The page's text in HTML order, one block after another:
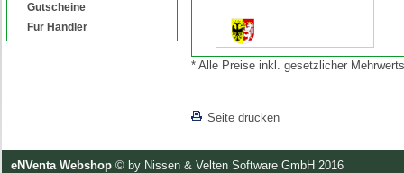
Gutscheine
Für Händler
* Alle Preise inkl. gesetzlicher
Seite drucken
eNVenta Webshop © by Nissen & Velten Software GmbH 2016